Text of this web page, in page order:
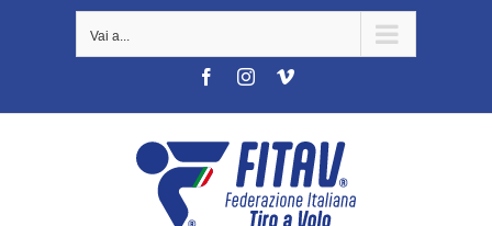
Vai a...
FacebookInstagramVimeo